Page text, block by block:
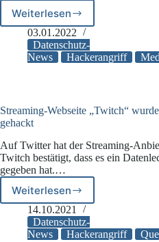
WeiterlesenRansomware-
Angriff
trifft
portugiesischen
03.01.2022
Datenschutz-
News
Hackerangriff
Streaming-Webseite „Twitch“ wurde
gehackt
Auf Twitter hat der Streaming-
Twitch bestätigt, dass es ein
gegeben hat.…
WeiterlesenStreaming-
Webseite
„Twitch“
wurde
14.10.2021
Datenschutz-
News
Hackerangriff